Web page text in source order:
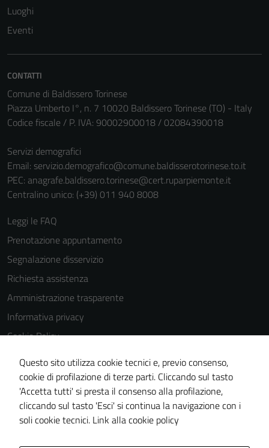
Luoghi
Eventi
CONTATTI
Comune di Baldissero Torinese
Piazza Umberto I°, n. 7 10020 Baldissero Torinese (TO) - Italy
Codice fiscale / P. IVA: 90002900018 / 02084390018
Servizi demografici
Email: servizio.demografico@comune.baldisserotorinese.to.it
PEC: anagrafe.baldissero.torinese@cert.ruparpiemonte.it
Centralino unico: (+39) 011 940 8008
Leggi le FAQ
Prenotazione appuntamento
Segnalazione disservizio
Richiesta assistenza
Amministrazione trasparente
Informativa privacy
Cookie Policy
Note legali
Dichiarazione di accessibilità
Meccanismo di feedback
Piano di miglioramento del sito
Questo sito utilizza cookie tecnici e, previo consenso,
cookie di profilazione di terze parti. Cliccando sul tasto
'Accetta tutti' si presta il consenso alla profilazione,
cliccando sul tasto 'Esci' si continua la navigazione con i
soli cookie tecnici. Link alla cookie policy